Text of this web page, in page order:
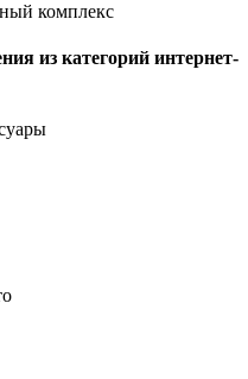
комплекс
из категорий интернет-